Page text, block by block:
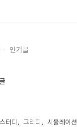
인기글
터디 그리디
시뮬레이션